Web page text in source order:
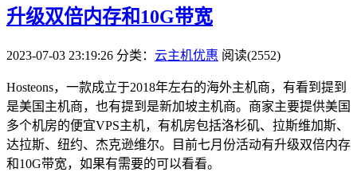
升级双倍内存和10G带宽
2023-07-03 23:19:26 分类： 云主机优惠 阅读(2552)
Hosteons，一款成立于2018年左右的海外主机商，有看到提到
是美国主机商，也有提到是新加坡主机商。商家主要提供美国
多个机房的便宜VPS主机，有机房包括洛杉矶、拉斯维加斯、
达拉斯、纽约、杰克逊维尔。目前七月份活动有升级双倍内存
和10G带宽，如果有需要的可以看看。